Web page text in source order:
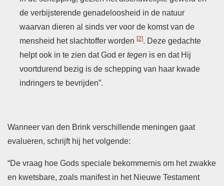
de verbijsterende genadeloosheid in de natuur
waarvan dieren al sinds ver voor de komst van de
mensheid het slachtoffer worden [2]. Deze gedachte
helpt ook in te zien dat God er tegen is en dat Hij
voortdurend bezig is de schepping van haar kwade
indringers te bevrijden”.
Wanneer van den Brink verschillende meningen gaat
evalueren, schrijft hij het volgende:
“De vraag hoe Gods speciale bekommernis om het zwakke
en kwetsbare, zoals manifest in het Nieuwe Testament